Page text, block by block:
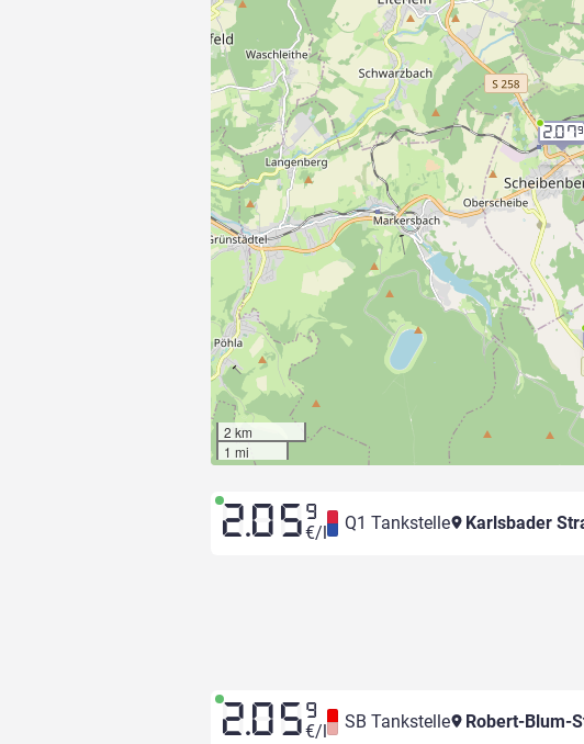
2.079
2 km
1 mi
2.05 9
€/l Q1 Tankstelle Karlsbader
2.05 9
€/l SB Tankstelle Robert-Blum-